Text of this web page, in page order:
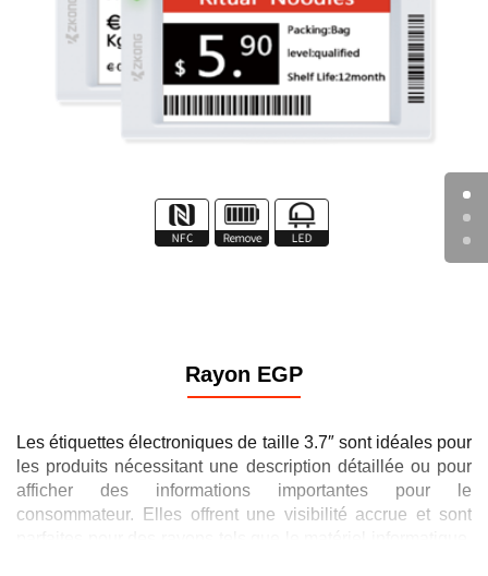
Rayon EGP
Les étiquettes électroniques de taille 3.7″ sont idéales pour
les produits nécessitant une description détaillée ou pour
afficher des informations importantes pour le
consommateur. Elles offrent une visibilité accrue et sont